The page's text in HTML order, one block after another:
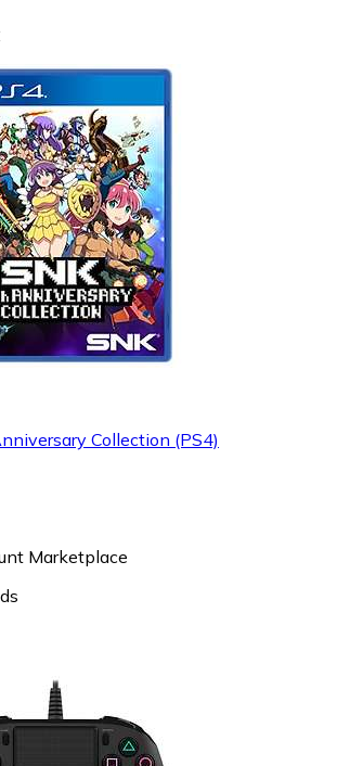
Collection (PS4)
Marketplace